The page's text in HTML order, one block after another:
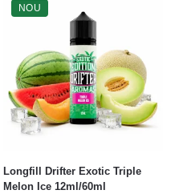
NOU
Longfill Drifter Exotic Triple
Melon Ice 12ml/60ml